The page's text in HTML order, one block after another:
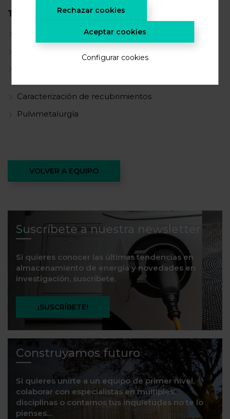
TRAYECTORIA CIENTÍFICA
Caracterización de recubrimientos
Pulvimetalurgía
VOLVER A EQUIPO
Suscríbete a nuestra newsletter
Si quieres conocer las últimas tendencias en
almacenamiento de energía y novedades en
investigación, suscríbete.
¡SUSCRÍBETE!
Construyamos futuro
Si quieres unirte a un equipo de primer nivel,
colaborar con especialistas en múltiples
disciplinas o contarnos tus inquietudes no te lo
pienses…
Rechazar cookies
Aceptar cookies
Configurar cookies